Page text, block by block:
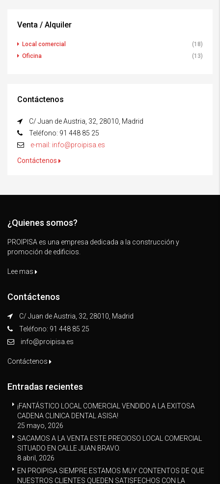
Venta / Alquiler
Local comercial
(18)
Oficina
(13)
Contáctenos
C/ Juan de Austria, 32, 28010, Madrid
Teléfono: 91 448 85 25
e-mail: info@proipisa.es
Contáctenos
¿Quienes somos?
PROIPISA es una empresa dedicada a la construcción y
promoción de edificios.
Lee mas
Contáctenos
C/ Juan de Austria, 32, 28010, Madrid
Teléfono: 91 448 85 25
info@proipisa.es
Contáctenos
Entradas recientes
¡FANTÁSTICO LOCAL COMERCIAL VENDIDO A LA EXITOSA
CADENA CLINICA DENTAL ASISA!
25 mayo, 2026
SACAMOS A LA VENTA ESTE PRECIOSO LOCAL COMERCIAL
SITUADO EN CALLE JUAN BRAVO.
8 abril, 2026
EN PROIPISA SIEMPRE ESTAMOS MUY CONTENTOS DE QUE
NUESTROS CLIENTES QUEDEN SATISFECHOS CON LA